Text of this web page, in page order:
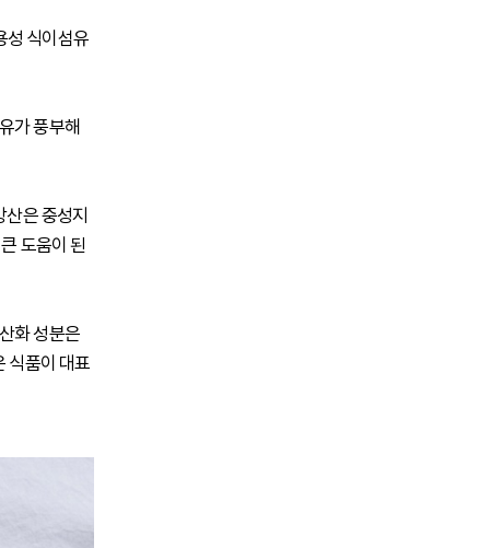
성 식이섬유
가 풍부해
은 중성지
도움이 된
화 성분은
식품이 대표